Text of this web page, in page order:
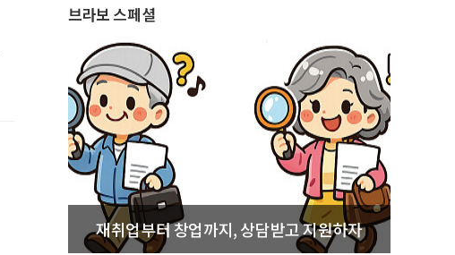
브라보 스페셜
재취업부터 창업까지, 상담받고 지원하자